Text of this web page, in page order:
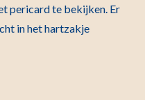
pericard te bekijken. Er
in het hartzakje